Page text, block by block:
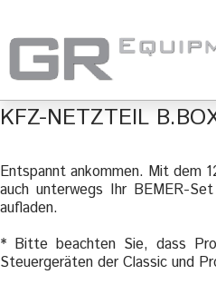
KFZ-NETZTEIL
Entspannt ankommen. Mit dem
auch unterwegs Ihr BEMER-
aufladen.
* Bitte beachten Sie, dass
Steuergeräten der Classic und